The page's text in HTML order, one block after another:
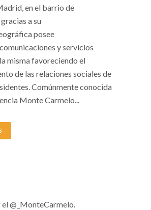
en el barrio de
a su
posee
y servicios
misma favoreciendo el
de las relaciones sociales de
Comúnmente conocida
Monte Carmelo...
@_MonteCarmelo.